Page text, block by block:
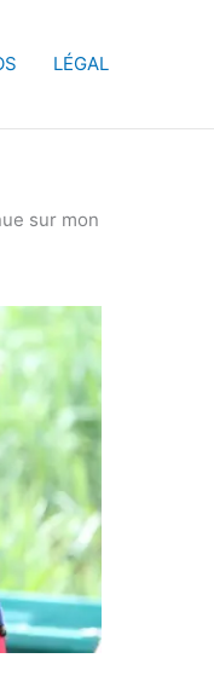
LÉGAL
sur mon